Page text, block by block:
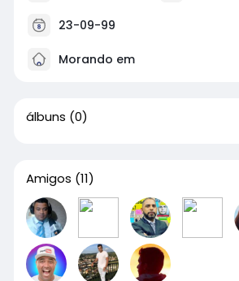
23-09-99
Morando em
álbuns (0)
Amigos (11)